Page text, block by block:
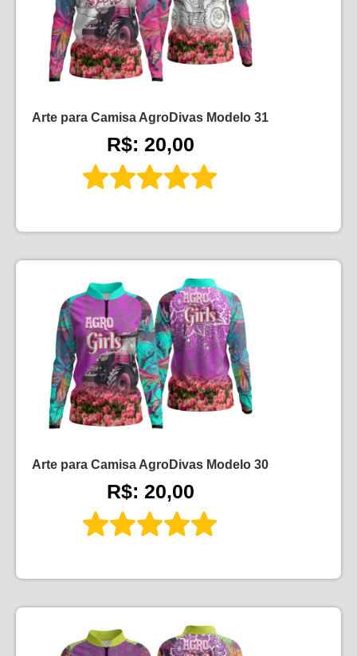
Arte para Camisa AgroDivas Modelo 31
R$: 20,00
Arte para Camisa AgroDivas Modelo 30
R$: 20,00